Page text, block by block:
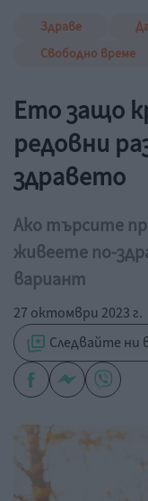
Здраве
Свободно време
Ето защо
редовни
здравето
Ако търсите
живеете по-
вариант
27 октомври 2023 г.
Следвайте ни